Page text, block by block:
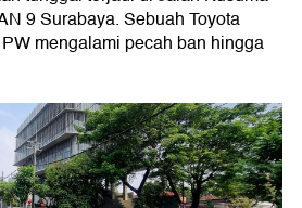
9 Surabaya. Sebuah Toyota
mengalami pecah ban hingga